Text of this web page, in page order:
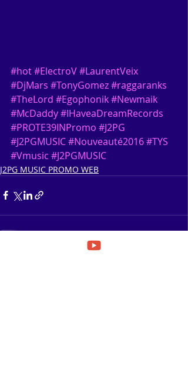
#hot#ElectroV#LaurentVeix
#DjMars #TonyGomez#raggaranks
#TheLord #Egophonik#Newmaik
#McDaddy#IHaveaDreamRecords
#PROTE39INPromo #J2PG
#J2PGMUSIC#Nouveauté2016#TYS
#Vmusic #J2PGMUSIC
J2PG MUSIC PROMO WEB